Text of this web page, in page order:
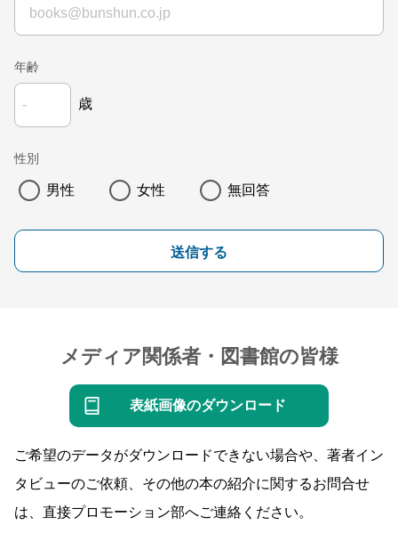
年齢
歳
性別
男性 女性 無回答
送信する
メディア関係者・図書館の皆様
表紙画像のダウンロード
ご希望のデータがダウンロードできない場合や、著者イン
タビューのご依頼、その他の本の紹介に関するお問合せ
は、直接プロモーション部へご連絡ください。